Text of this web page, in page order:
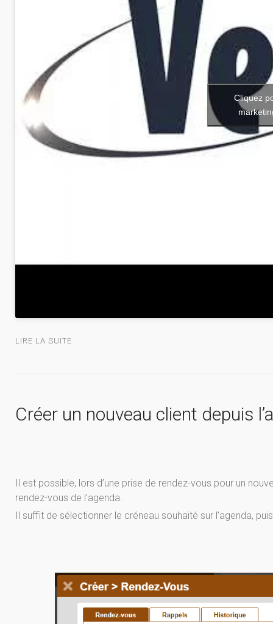
Cliquez
LIRE LA SUITE
Créer un nouveau client depuis
Il est possible, lors d’une prise de rendez-vous pour un
rendez-vous de l’agenda.
Il suffit de sélectionner le créneau souhaité sur l’agenda,